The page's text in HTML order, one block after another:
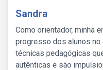
Sandra
Como orientador, minha
progresso dos alunos no
técnicas pedagógicas
autênticas e são